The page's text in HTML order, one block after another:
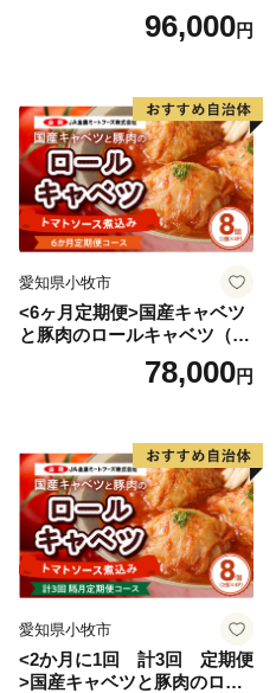
96,000円
愛知県小牧市
<6ヶ月定期便>国産キャベツ
と豚肉のロールキャベツ（4P
78,000円
愛知県小牧市
<2か月に1回 計3回 定期便
>国産キャベツと豚肉のロー